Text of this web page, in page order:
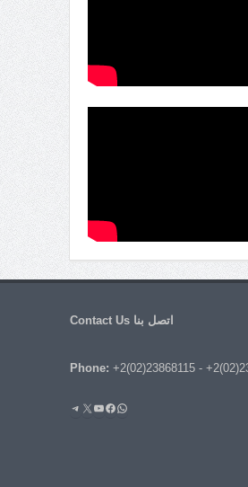
اتصل بنا Contact Us
Phone: +2(02)23868115-
واتساب
فيسبوك
يوتيوب
إكستيليجرام